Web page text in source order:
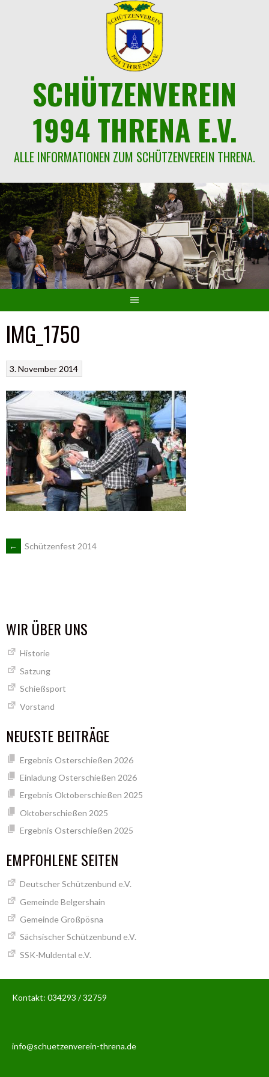
SCHÜTZENVEREIN
1994 THRENA E.V.
ALLE INFORMATIONEN ZUM SCHÜTZENVEREIN THRENA.
IMG_1750
3. November 2014
ARTIKEL-
← Schützenfest 2014
WIR ÜBER UNS
Historie
Satzung
Schießsport
Vorstand
NEUESTE BEITRÄGE
Ergebnis Osterschießen 2026
Einladung Osterschießen 2026
Ergebnis Oktoberschießen 2025
Oktoberschießen 2025
Ergebnis Osterschießen 2025
EMPFOHLENE SEITEN
Deutscher Schützenbund e.V.
Gemeinde Belgershain
Gemeinde Großpösna
Sächsischer Schützenbund e.V.
SSK-Muldental e.V.
Kontakt: 034293 / 32759
info@schuetzenverein-threna.de